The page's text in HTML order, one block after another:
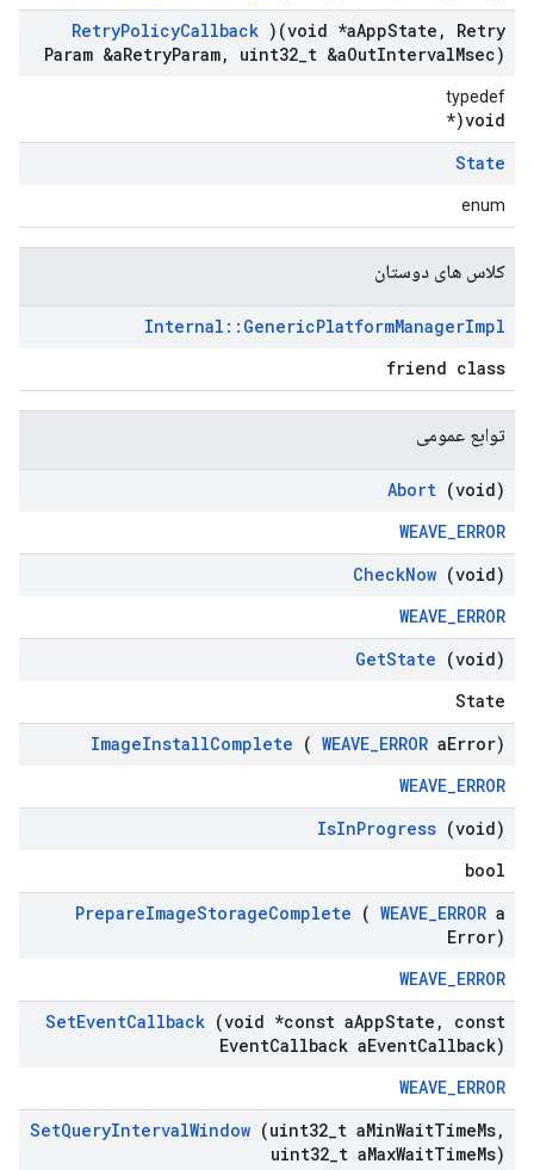
RetryPolicyCallback )(void *aAppState ,
Retry
Param &aRetryParam, uint32 t &aOutIntervalMsec)
typedef
void(*
State
enum
کلاس های دوستان
Internal :: GenericPlatformManagerImpl
friend class
توابع عمومی
Abort (void)
WEAVE_ERROR
CheckNow (void)
WEAVE_ERROR
GetState (void)
State
ImageInstallComplete ( WEAVE_ERROR aError)
WEAVE_ERROR
IsInProgress (void)
bool
PrepareImageStorageComplete ( WEAVE_ERROR a
Error)
WEAVE_ERROR
SetEventCallback (void *const aAppState ,
const
EventCallback aEventCallback)
WEAVE_ERROR
SetQueryIntervalWindow (uint32 t aMinWaitTimeMs,
uint32 t aMaxWaitTimeMs)